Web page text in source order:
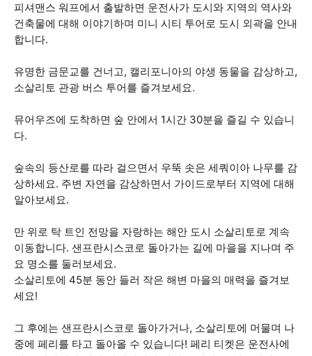
피셔맨스 워프에서 출발하면 운전사가 도시와 지역의 역사와
건축물에 대해 이야기하며 미니 시티 투어로 도시 외곽을 안내
합니다.
유명한 금문교를 건너고, 캘리포니아의 야생 동물을 감상하고,
소살리토 관광 버스 투어를 즐겨보세요.
뮤어우즈에 도착하면 숲 안에서 1시간 30분을 즐길 수 있습니
다.
숲속의 등산로를 따라 걸으면서 우뚝 솟은 세쿼이아 나무를 감
상하세요. 주변 자연을 감상하면서 가이드로부터 지역에 대해
알아보세요.
만 위로 탁 트인 전망을 자랑하는 해안 도시 소살리토로 계속
이동합니다. 샌프란시스코로 돌아가는 길에 마을을 지나며 주
요 명소를 둘러보세요.
소살리토에 45분 동안 들러 작은 해변 마을의 매력을 즐겨보
세요!
그 후에는 샌프란시스코로 돌아가거나, 소살리토에 머물며 나
중에 페리를 타고 돌아올 수 있습니다! 페리 티켓은 운전사에